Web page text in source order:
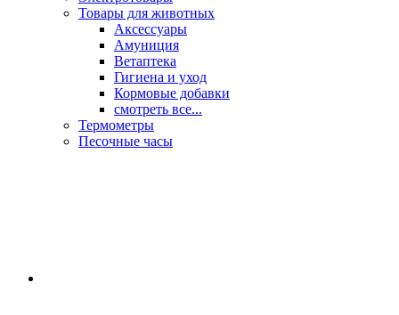
Товары для животных
Аксессуары
Амуниция
Ветаптека
Гигиена и уход
Кормовые добавки
смотреть все...
Термометры
Песочные часы